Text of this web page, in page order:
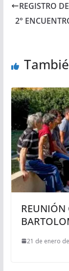
REGISTRO
2°
REUNIÓN
21 de enero